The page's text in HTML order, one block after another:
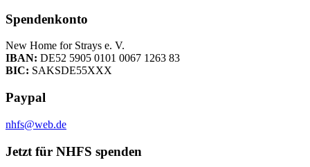
Spendenkonto
New Home for Strays e. V.
IBAN: DE52 5905 0101 0067 1263 83
BIC: SAKSDE55XXX
Paypal
nhfs@web.de
Jetzt für NHFS spenden